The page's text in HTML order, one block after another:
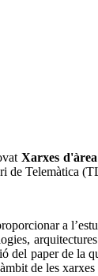
Xarxes
de Telemàtica
a
del paper de la
de les